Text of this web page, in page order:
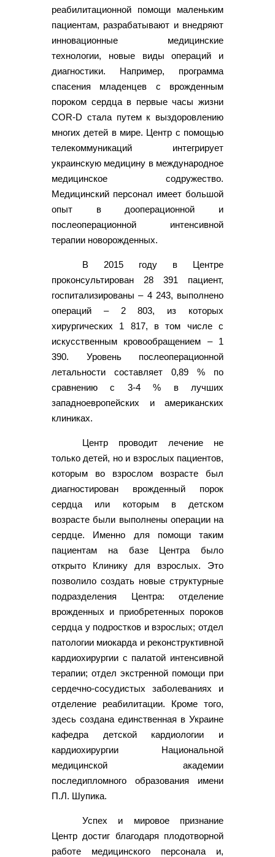
реабилитационной помощи маленьким
пациентам, разрабатывают и внедряют
инновационные медицинские
технологии, новые виды операций и
диагностики. Например, программа
спасения младенцев с врожденным
пороком сердца в первые часы жизни
COR-D стала путем к выздоровлению
многих детей в мире. Центр с помощью
телекоммуникаций интегрирует
украинскую медицину в международное
медицинское содружество.
Медицинский персонал имеет большой
опыт в дооперационной и
послеоперационной интенсивной
терапии новорожденных.
В 2015 году в Центре
проконсультирован 28 391 пациент,
госпитализированы – 4 243, выполнено
операций – 2 803, из которых
хирургических 1 817, в том числе с
искусственным кровообращением – 1
390. Уровень послеоперационной
летальности составляет 0,89 % по
сравнению с 3-4 % в лучших
западноевропейских и американских
клиниках.
Центр проводит лечение не
только детей, но и взрослых пациентов,
которым во взрослом возрасте был
диагностирован врожденный порок
сердца или которым в детском
возрасте были выполнены операции на
сердце. Именно для помощи таким
пациентам на базе Центра было
открыто Клинику для взрослых. Это
позволило создать новые структурные
подразделения Центра: отделение
врожденных и приобретенных пороков
сердца у подростков и взрослых; отдел
патологии миокарда и реконструктивной
кардиохирургии с палатой интенсивной
терапии; отдел экстренной помощи при
сердечно-сосудистых заболеваниях и
отделение реабилитации. Кроме того,
здесь создана единственная в Украине
кафедра детской кардиологии и
кардиохирургии Национальной
медицинской академии
последипломного образования имени
П.Л. Шупика.
Успех и мировое признание
Центр достиг благодаря плодотворной
работе медицинского персонала и,